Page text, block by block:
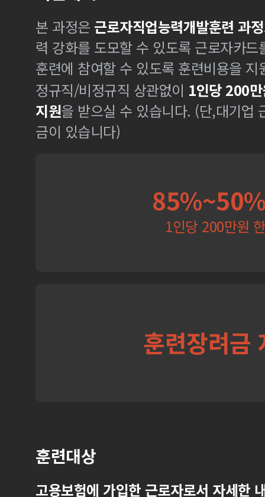
본 과정은 근로자직업능력개발훈련 과정
력 강화를 도모할 수 있도록 근로자카
훈련에 참여할 수 있도록 훈련비용을 지
정규직/비정규직 상관없이 1인당 200
지원을 받으실 수 있습니다. (단,대기업
금이 있습니다)
1인당 200만원
훈련장려금
훈련대상
고용보험에 가입한 근로자로서 자세한